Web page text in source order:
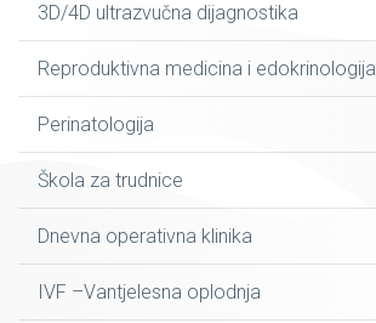
3D/4D ultrazvučna dijagnostika
Reproduktivna medicina i edokrinologija
Perinatologija
Škola za trudnice
Dnevna operativna klinika
IVF –Vantjelesna oplodnja